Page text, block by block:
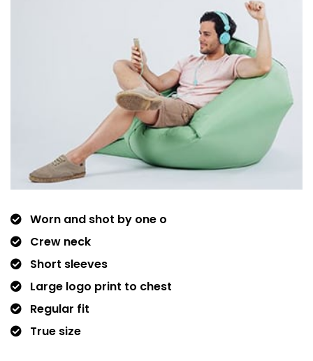
Worn and shot by one o
Crew neck
Short sleeves
Large logo print to chest
Regular fit
True size